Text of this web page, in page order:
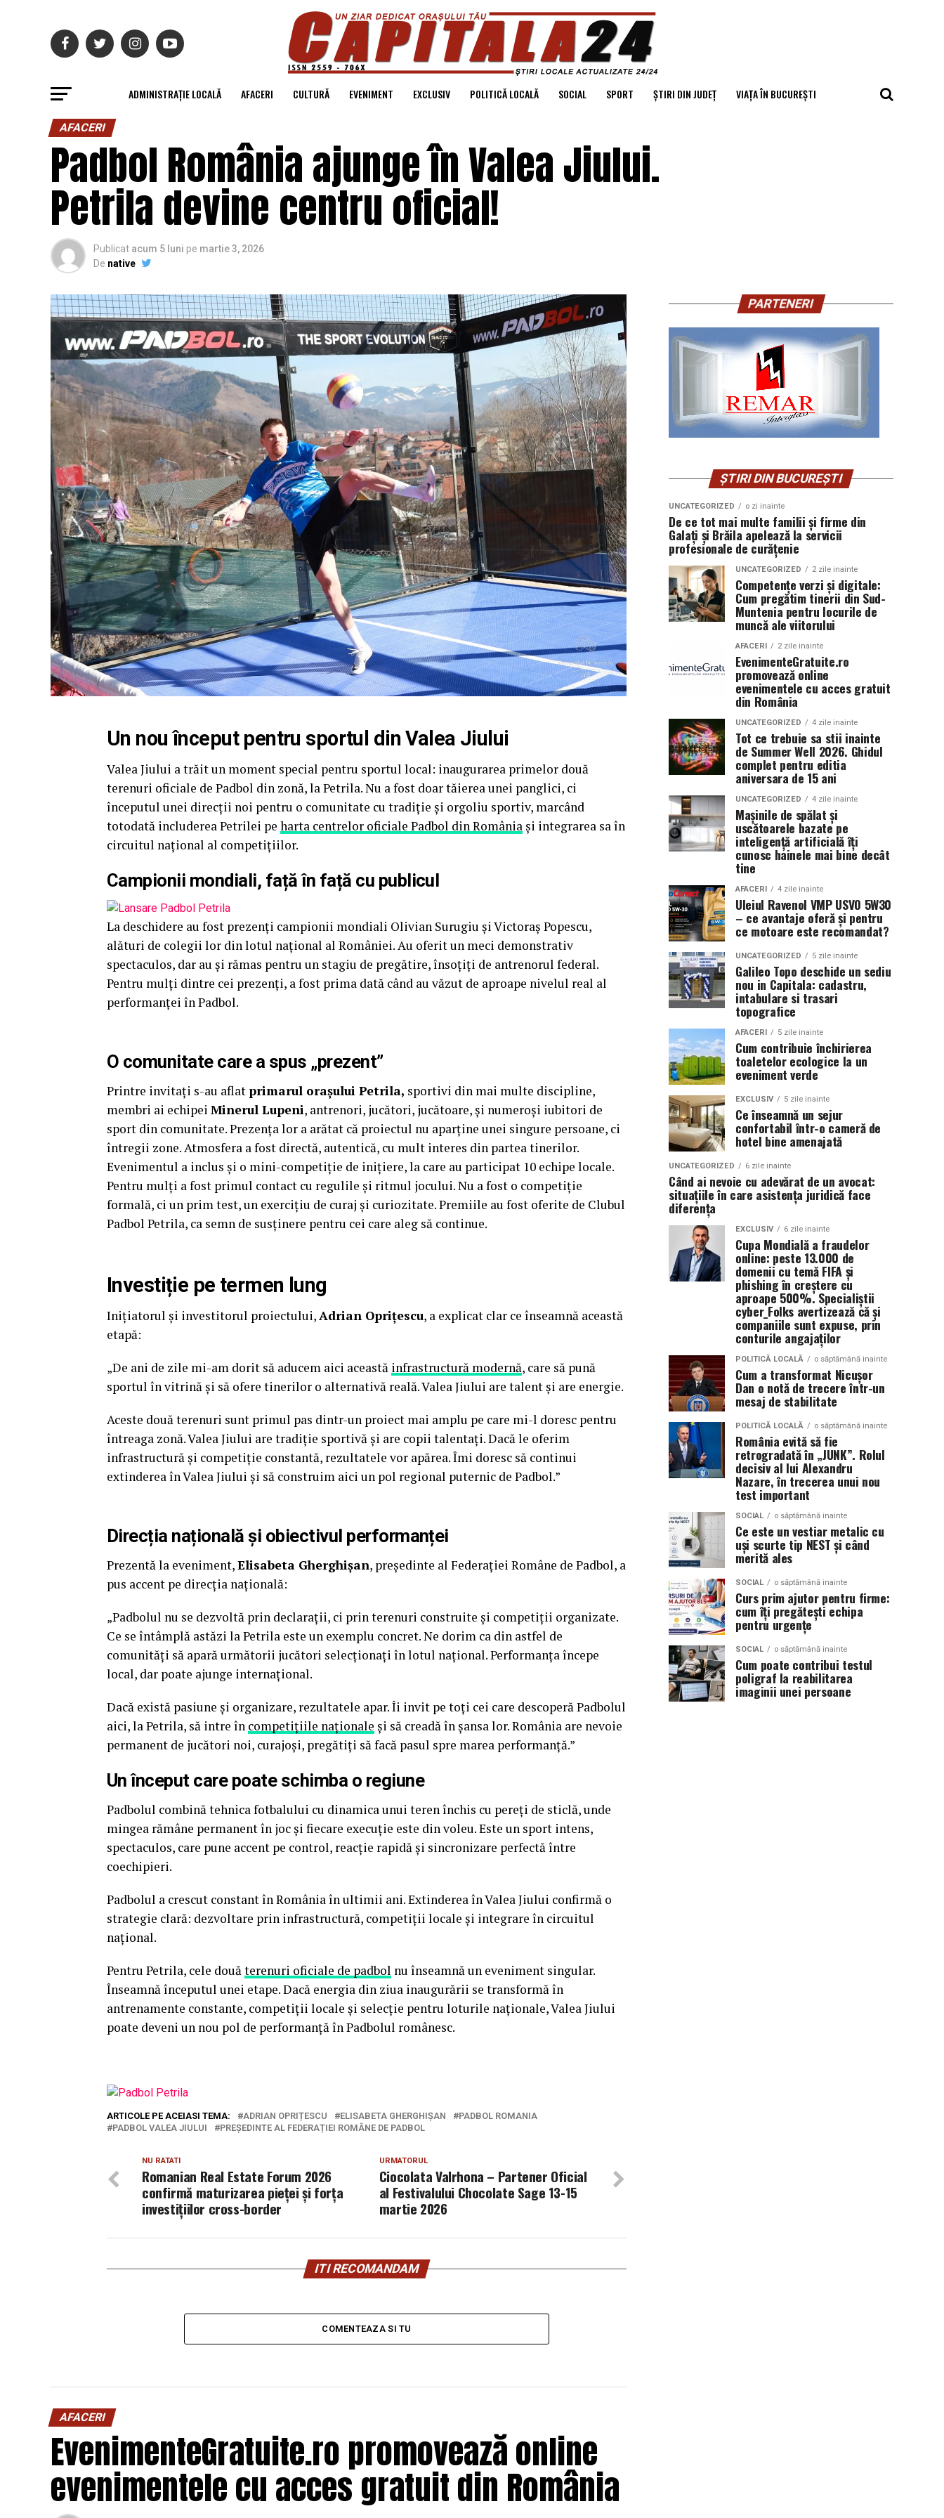
ADMINISTRAȚIE LOCALĂ AFACERI CULTURĂ EVENIMENT EXCLUSIV POLITICĂ LOCALĂ SOCIAL SPORT ȘTIRI DIN JUDEȚ VIAȚA ÎN BUCUREȘTI
AFACERI
Padbol România ajunge în Valea Jiului.
Petrila devine centru oficial!
Publicat acum 5 luni pe martie 3, 2026
De native
Un nou început pentru sportul din Valea Jiului
Valea Jiului a trăit un moment special pentru sportul local: inaugurarea primelor două
terenuri oficiale de Padbol din zonă, la Petrila. Nu a fost doar tăierea unei panglici, ci
începutul unei direcții noi pentru o comunitate cu tradiție și orgoliu sportiv, marcând
totodată includerea Petrilei pe harta centrelor oficiale Padbol din Româniași integrarea sa în
circuitul național al competițiilor.
Campionii mondiali, față în față cu publicul
La deschidere au fost prezenți campionii mondiali Olivian Surugiu și Victoraș Popescu,
alături de colegii lor din lotul național al României. Au oferit un meci demonstrativ
spectaculos, dar au și rămas pentru un stagiu de pregătire, însoțiți de antrenorul federal.
Pentru mulți dintre cei prezenți, a fost prima dată când au văzut de aproape nivelul real al
performanței în Padbol.
O comunitate care a spus „prezent”
Printre invitați s-au aflat primarul orașului Petrila, sportivi din mai multe discipline,
membri ai echipei Minerul Lupeni, antrenori, jucători, jucătoare, și numeroși iubitori de
sport din comunitate. Prezența lor a arătat că proiectul nu aparține unei singure persoane, ci
întregii zone. Atmosfera a fost directă, autentică, cu mult interes din partea tinerilor.
Evenimentul a inclus și o mini-competiție de inițiere, la care au participat 10 echipe locale.
Pentru mulți a fost primul contact cu regulile și ritmul jocului. Nu a fost o competiție
formală, ci un prim test, un exercițiu de curaj și curiozitate. Premiile au fost oferite de Clubul
Padbol Petrila, ca semn de susținere pentru cei care aleg să continue.
Investiție pe termen lung
Inițiatorul și investitorul proiectului,Adrian Oprițescu, a explicat clar ce înseamnă această
etapă:
„De ani de zile mi-am dorit să aducem aici această infrastructură modernă, care să pună
sportul în vitrină și să ofere tinerilor o alternativă reală. Valea Jiului are talent și are energie.
Aceste două terenuri sunt primul pas dintr-un proiect mai amplu pe care mi-l doresc pentru
întreaga zonă. Valea Jiului are tradiție sportivă și are copii talentați. Dacă le oferim
infrastructură și competiție constantă, rezultatele vor apărea. Îmi doresc să continui
extinderea în Valea Jiului și să construim aici un pol regional puternic de Padbol.”
Direcția națională și obiectivul performanței
Prezentă la eveniment,Elisabeta Gherghișan, președinte al Federației Române de Padbol, a
pus accent pe direcția națională:
„Padbolul nu se dezvoltă prin declarații, ci prin terenuri construite și competiții organizate.
Ce se întâmplă astăzi la Petrila este un exemplu concret. Ne dorim ca din astfel de
comunități să apară următorii jucători selecționați în lotul național. Performanța începe
local, dar poate ajunge internațional.
Dacă există pasiune și organizare, rezultatele apar. Îi invit pe toți cei care descoperă Padbolul
aici, la Petrila, să intre în competițiile naționale și să creadă în șansa lor. România are nevoie
permanent de jucători noi, curajoși, pregătiți să facă pasul spre marea performanță.”
Un început care poate schimba o regiune
Padbolul combină tehnica fotbalului cu dinamica unui teren închis cu pereți de sticlă, unde
mingea rămâne permanent în joc și fiecare execuție este din voleu. Este un sport intens,
spectaculos, care pune accent pe control, reacție rapidă și sincronizare perfectă între
coechipieri.
Padbolul a crescut constant în România în ultimii ani. Extinderea în Valea Jiului confirmă o
strategie clară: dezvoltare prin infrastructură, competiții locale și integrare în circuitul
național.
Pentru Petrila, cele douăterenuri oficiale de padbol nu înseamnă un eveniment singular.
Înseamnă începutul unei etape. Dacă energia din ziua inaugurării se transformă în
antrenamente constante, competiții locale și selecție pentru loturile naționale, Valea Jiului
poate deveni un nou pol de performanță în Padbolul românesc.
ARTICOLE PE ACEIASI TEMA: ADRIAN OPRIȚESCU ELISABETA GHERGHIȘAN
PADBOL ROMANIA
PADBOL VALEA JIULUI
PREȘEDINTE AL FEDERAȚIEI ROMÂNE DE PADBOL
URMATORUL
Ciocolata Valrhona – Partener Oficial
al Festivalului Chocolate Sage 13-15
martie 2026
NU RATATI
Romanian Real Estate Forum 2026
confirmă maturizarea pieței și forța
investițiilor cross-border
ITI RECOMANDAM
COMENTEAZA SI TU
AFACERI
EvenimenteGratuite.ro promovează online
evenimentele cu acces gratuit din România
PARTENERI
ȘTIRI DIN BUCUREȘTI
UNCATEGORIZED o zi inainte
De ce tot mai multe familii și firme din
Galați și Brăila apelează la servicii
profesionale de curățenie
UNCATEGORIZED 2 zile inainte
Competențe verzi și digitale:
Cum pregătim tinerii din Sud-
Muntenia pentru locurile de
muncă ale viitorului
AFACERI 2 zile inainte
EvenimenteGratuite.ro
promovează online
evenimentele cu acces gratuit
din România
UNCATEGORIZED 4 zile inainte
Tot ce trebuie sa stii inainte
de Summer Well 2026. Ghidul
complet pentru editia
aniversara de 15 ani
UNCATEGORIZED 4 zile inainte
Mașinile de spălat și
uscătoarele bazate pe
inteligență artificială îți
cunosc hainele mai bine decât
tine
AFACERI 4 zile inainte
Uleiul Ravenol VMP USVO 5W30
– ce avantaje oferă și pentru
ce motoare este recomandat?
UNCATEGORIZED 5 zile inainte
Galileo Topo deschide un sediu
nou in Capitala: cadastru,
intabulare si trasari
topografice
AFACERI 5 zile inainte
Cum contribuie închirierea
toaletelor ecologice la un
eveniment verde
EXCLUSIV 5 zile inainte
Ce înseamnă un sejur
confortabil într-o cameră de
hotel bine amenajată
UNCATEGORIZED 6 zile inainte
Când ai nevoie cu adevărat de un avocat:
situațiile în care asistența juridică face
diferența
EXCLUSIV 6 zile inainte
Cupa Mondială a fraudelor
online: peste 13.000 de
domenii cu temă FIFA și
phishing în creștere cu
aproape 500%. Specialiștii
cyber_Folks avertizează că și
companiile sunt expuse, prin
conturile angajaților
POLITICĂ LOCALĂ o săptămână inainte
Cum a transformat Nicușor
Dan o notă de trecere într-un
mesaj de stabilitate
POLITICĂ LOCALĂ o săptămână inainte
România evită să fie
retrogradată în „JUNK”. Rolul
decisiv al lui Alexandru
Nazare, în trecerea unui nou
test important
SOCIAL o săptămână inainte
Ce este un vestiar metalic cu
uși scurte tip NEST și când
merită ales
SOCIAL o săptămână inainte
Curs prim ajutor pentru firme:
cum îți pregătești echipa
pentru urgențe
SOCIAL o săptămână inainte
Cum poate contribui testul
poligraf la reabilitarea
imaginii unei persoane